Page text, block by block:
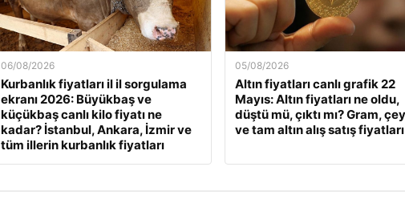
06/08/2026
Kurbanlık fiyatları il il sorgulama
ekranı 2026: Büyükbaş ve
küçükbaş canlı kilo fiyatı ne
kadar? İstanbul, Ankara, İzmir ve
tüm illerin kurbanlık fiyatları
05/08/2026
Altın fiyatları canlı grafik 22
Mayıs: Altın fiyatları ne oldu,
düştü mü, çıktı mı? Gram,
ve tam altın alış satış fiyatları